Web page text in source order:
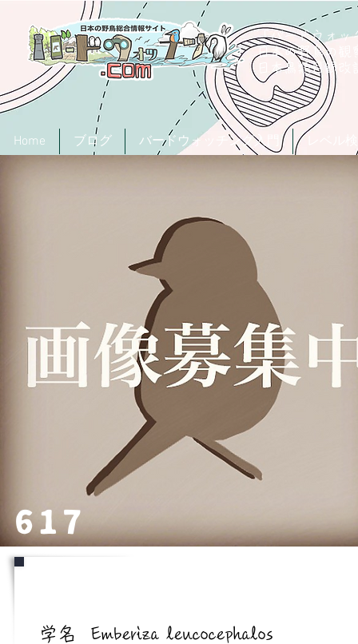
「バードウォッ
日本の野鳥の観
日本鳥類目録
Home ブログ バードウォッチング入門
617
学名 Emberiza leucocephalos